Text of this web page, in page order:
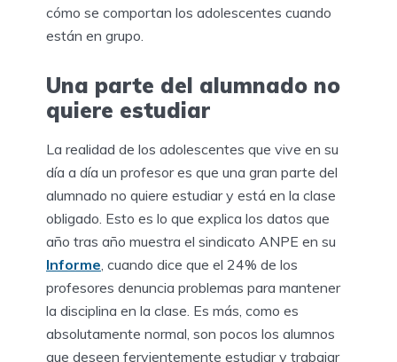
cómo se comportan los adolescentes cuando
están en grupo.
Una parte del alumnado no
quiere estudiar
La realidad de los adolescentes que vive en su
día a día un profesor es que una gran parte del
alumnado no quiere estudiar y está en la clase
obligado. Esto es lo que explica los datos que
año tras año muestra el sindicato ANPE en su
Informe , cuando dice que el 24% de los
profesores denuncia problemas para mantener
la disciplina en la clase. Es más, como es
absolutamente normal, son pocos los alumnos
que deseen fervientemente estudiar y trabajar